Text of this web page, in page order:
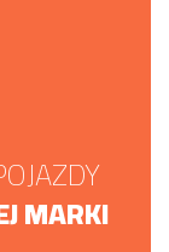
MARKI